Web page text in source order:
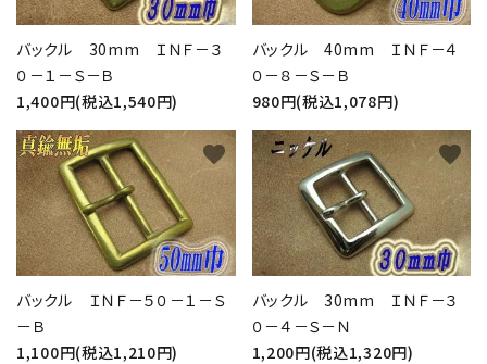
バックル 30mm ＩＮＦ－３
０－１－Ｓ－Ｂ
1,400円(税込1,540円)
バックル 40mm ＩＮＦ－４
０－８－Ｓ－Ｂ
980円(税込1,078円)
バックル ＩＮＦ－５０－１－Ｓ
－Ｂ
1,100円(税込1,210円)
favorite
バックル 30mm ＩＮＦ－３
０－４－Ｓ－Ｎ
1,200円(税込1,320円)
favorite